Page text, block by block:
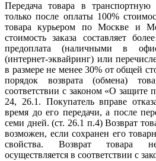
Передача товара в
только после оплаты 100%
товара курьером по Москве и
стоимость заказа составляет
предоплата (наличными в
(интернет-эквайринг) или
в размере не менее 30% от общей
порядок возврата (обмена)
соответствии с законом «О защите
24, 26.1. Покупатель вправе
время до его передачи, а после
семи дней. (ст. 26.1 п.4) Возврат
возможен, если сохранен его
свойства. Возврат товара
осуществляется в соответствии с